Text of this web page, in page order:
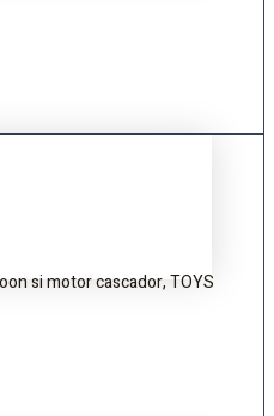
si motor cascador, TOYS